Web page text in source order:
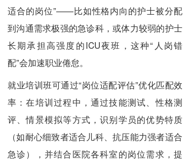
适合的岗位”——比如性格内向的护士被分配
到沟通需求极强的急诊科，或体力较弱的护士
长期承担高强度的ICU夜班，这种“人岗错
配”会加速职业倦怠。
就业培训班可通过“岗位适配评估”优化匹配效
率：在培训过程中，通过技能测试、性格测
评、情景模拟等方式，识别学员的优势特质
（如耐心细致者适合儿科、抗压能力强者适合
急诊），并结合医院各科室的岗位需求，提